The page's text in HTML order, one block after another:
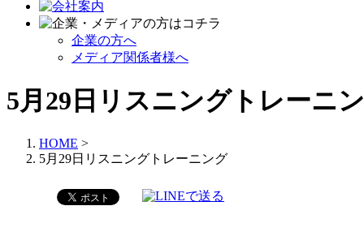
企業の方へ
メディア関係者様へ
5月29日リスニングトレーニ
HOME >
5月29日リスニングトレーニング